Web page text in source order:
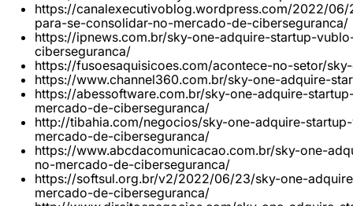
https://canalexecutivoblog.wordpress.com/2022/
para-se-consolidar-no-mercado-de-ciberseguranca/
https://ipnews.com.br/sky-one-adquire-startup-
ciberseguranca/
https://fusoesaquisicoes.com/acontece-no-setor/
https://www.channel360.com.br/sky-one-adquire-
https://abessoftware.com.br/sky-one-adquire-
mercado-de-ciberseguranca/
http://tibahia.com/negocios/sky-one-adquire-
mercado-de-ciberseguranca/
https://www.abcdacomunicacao.com.br/sky-one-
no-mercado-de-ciberseguranca/
https://softsul.org.br/v2/2022/06/23/sky-one-
mercado-de-ciberseguranca/